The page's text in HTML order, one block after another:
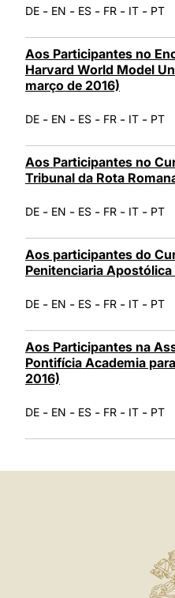
DE - EN - ES - FR - IT - PT
Aos Participantes no
Harvard World Model
março de 2016)
DE - EN - ES - FR - IT - PT
Aos Participantes no
Tribunal da Rota
DE - EN - ES - FR - IT - PT
Aos participantes do
Penitenciaria
DE - EN - ES - FR - IT - PT
Aos Participantes na
Pontifícia Academia
2016)
DE - EN - ES - FR - IT - PT